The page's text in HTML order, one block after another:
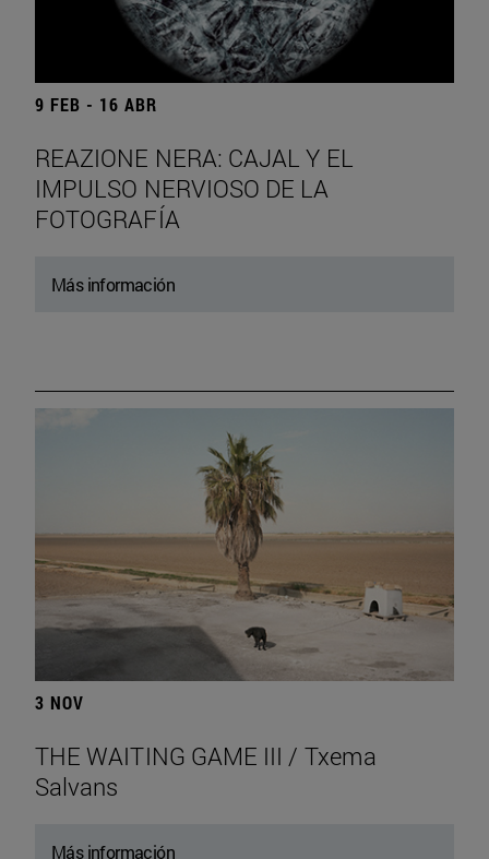
9 FEB - 16 ABR
REAZIONE NERA: CAJAL Y EL
IMPULSO NERVIOSO DE LA
FOTOGRAFÍA
Más información
3 NOV
THE WAITING GAME III / Txema
Salvans
Más información